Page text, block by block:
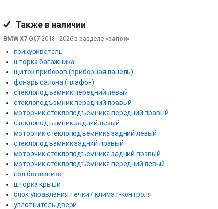
Также в наличии
BMW X7 G07 2018 - 2026 в разделе «салон»
прикуриватель
шторка багажника
щиток приборов (приборная панель)
фонарь салона (плафон)
стеклоподъемник передний левый
стеклоподъемник передний правый
моторчик стеклоподъемника передний правый
стеклоподъемник задний левый
моторчик стеклоподъемника задний левый
стеклоподъемник задний правый
моторчик стеклоподъемника задний правый
моторчик стеклоподъемника передний левый
пол багажника
шторка крыши
блок управления печки / климат-контроля
уплотнитель двери